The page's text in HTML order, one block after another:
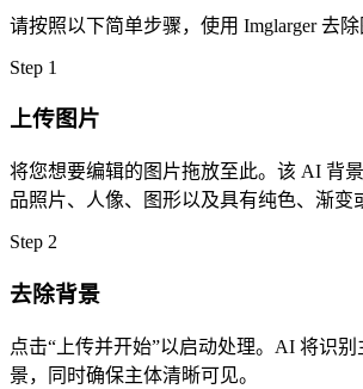
请按照以下简单步骤，使用 Imglarger 去除
Step 1
上传图片
将您想要编辑的图片拖放至此。该 AI 背
品照片、人像、图形以及具有纯色、渐变
Step 2
去除背景
点击“上传并开始”以启动处理。AI 将识
景，同时确保主体清晰可见。